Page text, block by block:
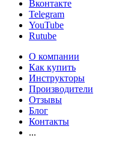
Вконтакте
Telegram
YouTube
Rutube
О компании
Как купить
Инструкторы
Производители
Отзывы
Блог
Контакты
...